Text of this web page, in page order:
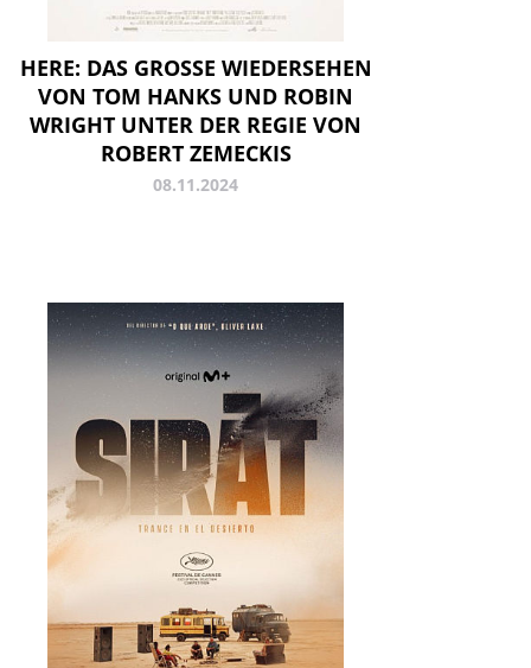
HERE: DAS GROSSE WIEDERSEHEN V
ON TOM HANKS UND ROBIN W
RIGHT UNTER DER REGIE VON R
OBERT ZEMECKIS
08.11.2024